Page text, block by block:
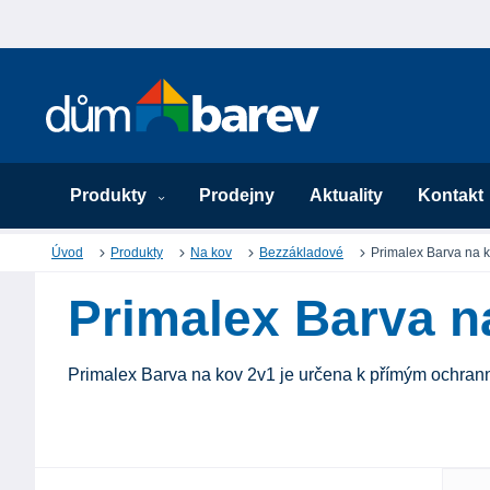
Produkty Prodejny Aktuality Kontakt
Úvod Produkty Na kov Bezzákladové Primalex Barva na
Primalex Barva
Primalex Barva na kov 2v1 je určena k přímým